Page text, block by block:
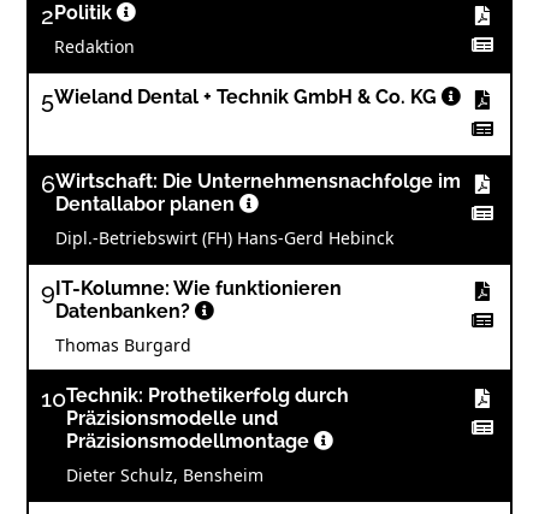
2 Politik
Redaktion
5Wieland Dental + Technik GmbH & Co. KG
6Wirtschaft: Die Unternehmensnachfolge im
Dentallabor planen
Dipl.-Betriebswirt (FH) Hans-Gerd Hebinck
9 IT-Kolumne: Wie funktionieren
Datenbanken?
Thomas Burgard
10Technik: Prothetikerfolg durch
Präzisionsmodelle und
Präzisionsmodellmontage
Dieter Schulz, Bensheim